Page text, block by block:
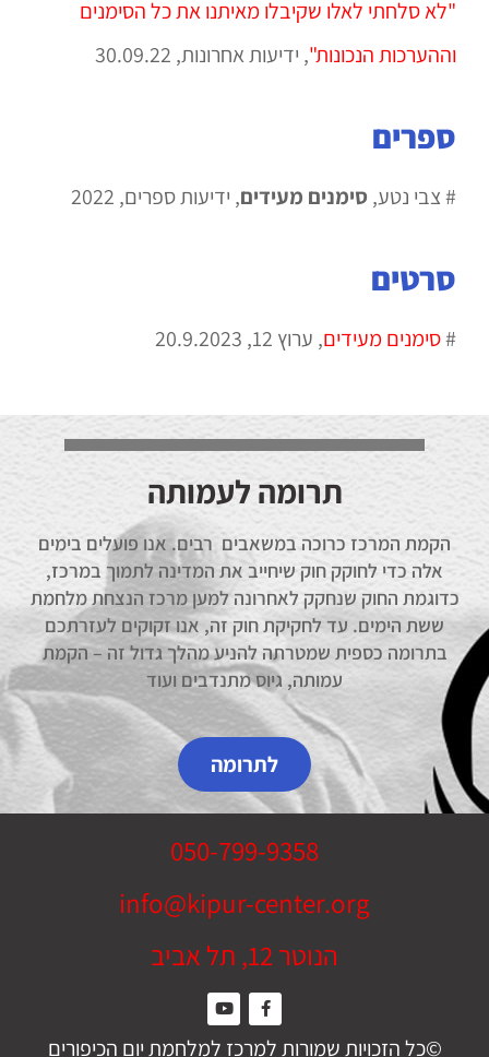
"לא סלחתי לאלו שקיבלו מאיתנו את כל הסימנים
וההערכות הנכונות", ידיעות אחרונות, 30.09.22
ספרים
# צבי נטע, סימנים מעידים, ידיעות ספרים,
סרטים
#סימנים מעידים, ערוץ 12, 20.9.2023
תרומה לעמותה
הקמת המרכז כרוכה במשאבים רבים. אנו פועלים בימים
אלה כדי לחוקק חוק שיחייב את המדינה לתמוך במרכז,
כדוגמת החוק שנחקק לאחרונה למען מרכז הנצחת מלחמת
ששת הימים. עד לחקיקת חוק זה, אנו זקוקים לעזרתכם
בתרומה כספית שמטרתה להניע מהלך גדול זה – הקמת
עמותה, גיוס מתנדבים ועוד
לתרומה
050-799-9358
info@kipur-center.org
הנוטר 12, תל אביב
©כל הזכויות שמורות למרכז למלחמת יום הכיפורים